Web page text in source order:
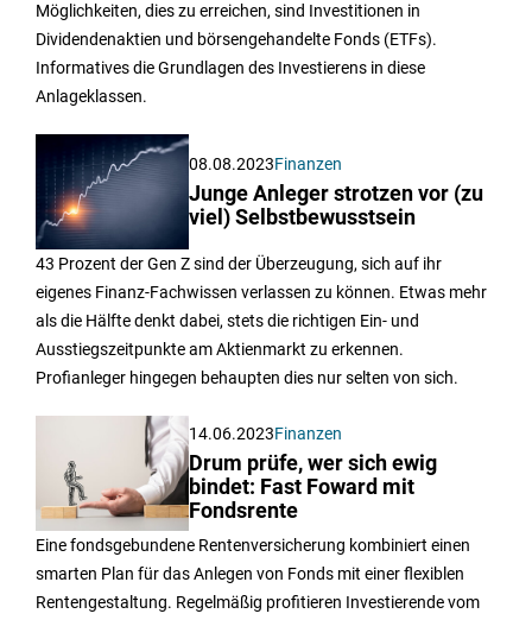
Möglichkeiten, dies zu erreichen, sind Investitionen in
Dividendenaktien und börsengehandelte Fonds (ETFs).
Informatives die Grundlagen des Investierens in diese
Anlageklassen.
08.08.2023Finanzen
Junge Anleger strotzen vor (zu
viel) Selbstbewusstsein
43 Prozent der Gen Z sind der Überzeugung, sich auf ihr
eigenes Finanz-Fachwissen verlassen zu können. Etwas mehr
als die Hälfte denkt dabei, stets die richtigen Ein- und
Ausstiegszeitpunkte am Aktienmarkt zu erkennen.
Profianleger hingegen behaupten dies nur selten von sich.
14.06.2023Finanzen
Drum prüfe, wer sich ewig
bindet: Fast Foward mit
Fondsrente
Eine fondsgebundene Rentenversicherung kombiniert einen
smarten Plan für das Anlegen von Fonds mit einer flexiblen
Rentengestaltung. Regelmäßig profitieren Investierende vom